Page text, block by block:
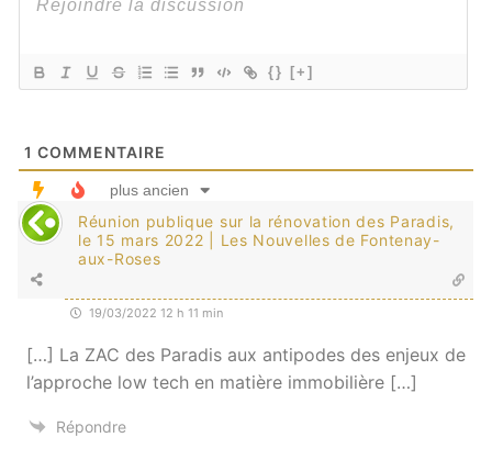
{} [+]
1 COMMENTAIRE
plus ancien
Réunion publique sur la rénovation des Paradis,
le 15 mars 2022 | Les Nouvelles de Fontenay-
aux-Roses
19/03/2022 12 h 11 min
[…] La ZAC des Paradis aux antipodes des enjeux de
l’approche low tech en matière immobilière […]
Répondre